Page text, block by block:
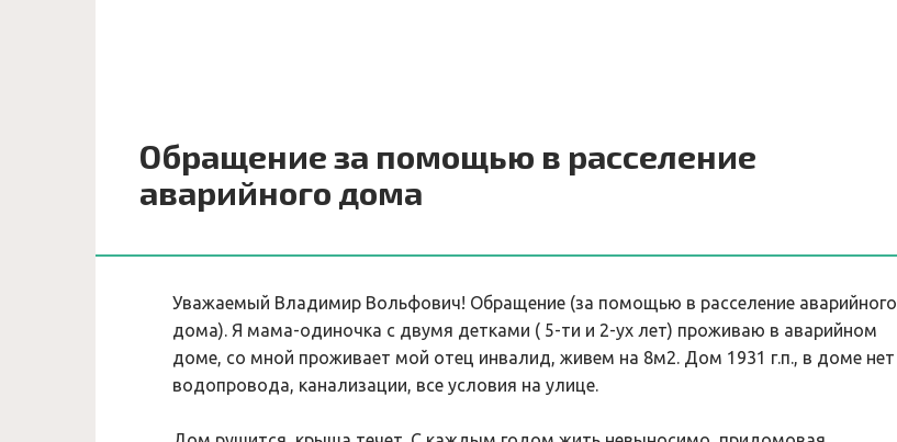
Обращение за помощью в расселение
аварийного дома
Уважаемый Владимир Вольфович! Обращение (за помощью в расселение аварийного
дома). Я мама-одиночка с двумя детками ( 5-ти и 2-ух лет) проживаю в аварийном
доме, со мной проживает мой отец инвалид, живем на 8м2. Дом 1931 г.п., в доме нет
водопровода, канализации, все условия на улице.